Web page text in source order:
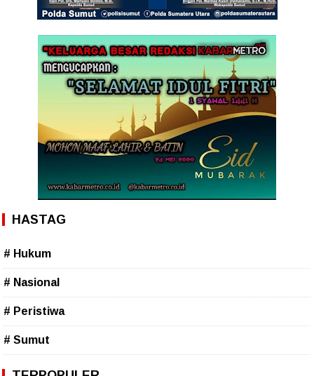
HASTAG
# Hukum
# Nasional
# Peristiwa
# Sumut